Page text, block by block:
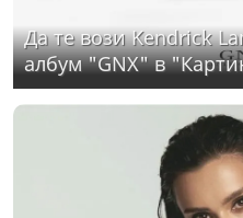
Да те вози Kendrick
албум "GNX" в